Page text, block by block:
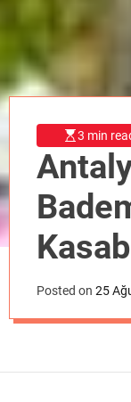
3 min
Posted on 25